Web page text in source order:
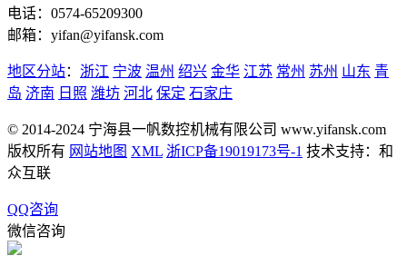
电话：0574-65209300
邮箱：yifan@yifansk.com
地区分站： 浙江 宁波 温州 绍兴 金华 江苏 常州 苏州 山东 青
岛 济南 日照 潍坊 河北 保定 石家庄
© 2014-2024 宁海县一帆数控机械有限公司 www.yifansk.com
版权所有 网站地图 XML 浙ICP备19019173号-1 技术支持：和
众互联
QQ咨询
微信咨询